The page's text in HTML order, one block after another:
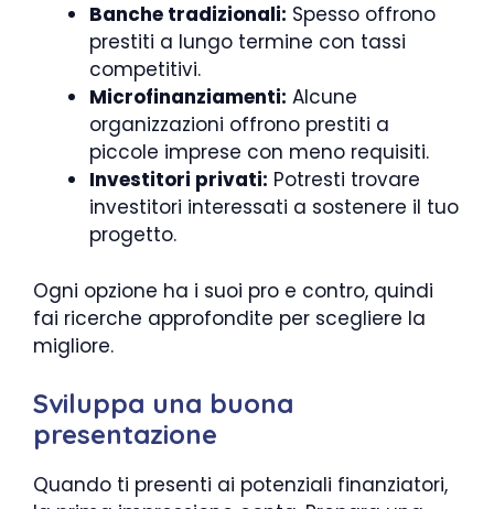
Banche tradizionali: Spesso offrono
prestiti a lungo termine con tassi
competitivi.
Microfinanziamenti: Alcune
organizzazioni offrono prestiti a
piccole imprese con meno requisiti.
Investitori privati: Potresti trovare
investitori interessati a sostenere il tuo
progetto.
Ogni opzione ha i suoi pro e contro, quindi
fai ricerche approfondite per scegliere la
migliore.
Sviluppa una buona
presentazione
Quando ti presenti ai potenziali finanziatori,